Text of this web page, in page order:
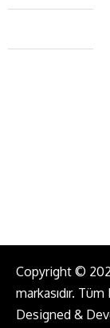
Caferağa
+90 543 345
Copyright ©
markasıdır. Tüm
Designed &